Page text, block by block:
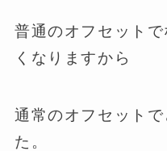
普通のオフセット
くなりますから
通常のオフセット
た。